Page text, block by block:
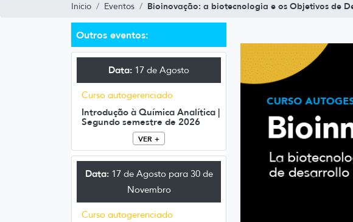
Inicio Eventos Bioinovação: a biotecnologia e os Objetivos de
Outros eventos:
Data: 17 de Agosto
Curso autogerenciado
Introdução à Química Analítica |
Segundo semestre de 2026
VER +
Data:17 de Agosto para 30 de
Novembro
Curso autogerenciado